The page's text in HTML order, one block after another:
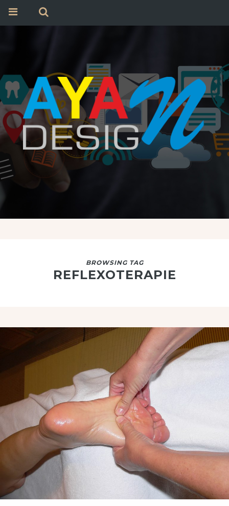
BROWSING TAG
REFLEXOTERAPIE